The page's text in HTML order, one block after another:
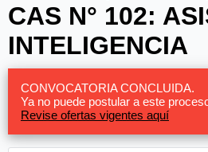
CAS N° 102:
INTELIGENCIA
CONVOCATORIA CONCLUIDA.
Ya no puede postular a este
Revise ofertas vigentes aquí